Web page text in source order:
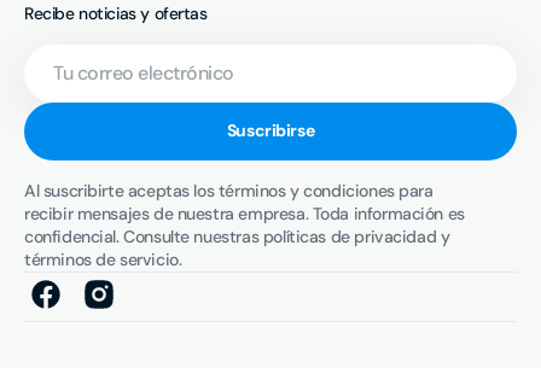
Recibe noticias y ofertas
correo
electrónico
Suscribirse
Al suscribirte aceptas los términos y condiciones para
recibir mensajes de nuestra empresa. Toda información es
confidencial. Consulte nuestras políticas de privacidad y
términos de servicio.
FacebookInstagram